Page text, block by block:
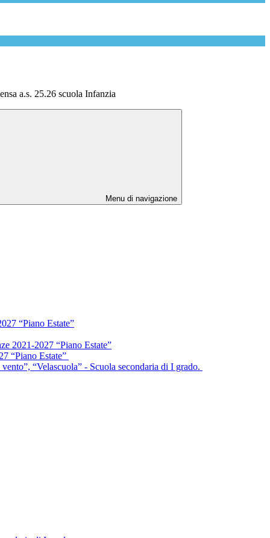
a.s. 25.26 scuola Infanzia
Menu di navigazione
“Piano Estate”
2021-2027 “Piano Estate”
“Piano Estate”
“Velascuola” - Scuola secondaria di I grado.